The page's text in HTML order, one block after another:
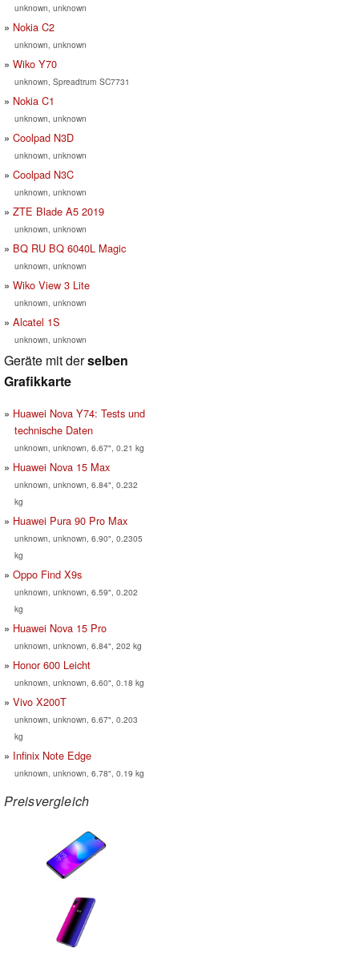
unknown, unknown
Nokia C2
unknown, unknown
Wiko Y70
unknown, Spreadtrum SC7731
Nokia C1
unknown, unknown
Coolpad N3D
unknown, unknown
Coolpad N3C
unknown, unknown
ZTE Blade A5 2019
unknown, unknown
BQ RU BQ 6040L Magic
unknown, unknown
Wiko View 3 Lite
unknown, unknown
Alcatel 1S
unknown, unknown
Geräte mit derselben
Grafikkarte
Huawei Nova Y74: Tests und
technische Daten
unknown, unknown, 6.67", 0.21 kg
Huawei Nova 15 Max
unknown, unknown, 6.84", 0.232
kg
Huawei Pura 90 Pro Max
unknown, unknown, 6.90", 0.2305
kg
Oppo Find X9s
unknown, unknown, 6.59", 0.202
kg
Huawei Nova 15 Pro
unknown, unknown, 6.84", 202 kg
Honor 600 Leicht
unknown, unknown, 6.60", 0.18 kg
Vivo X200T
unknown, unknown, 6.67", 0.203
kg
Infinix Note Edge
unknown, unknown, 6.78", 0.19 kg
Preisvergleich